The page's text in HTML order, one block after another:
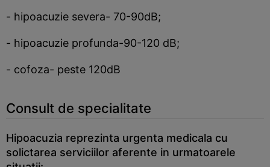
- hipoacuzie severa- 70-90dB;
- hipoacuzie profunda-90-120 dB;
- cofoza- peste 120dB
Consult de specialitate
Hipoacuzia reprezinta urgenta medicala cu
solictarea serviciilor aferente in urmatoarele